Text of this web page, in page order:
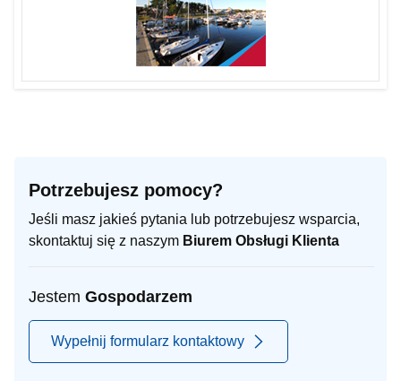
Potrzebujesz pomocy?
Jeśli masz jakieś pytania lub potrzebujesz wsparcia,
skontaktuj się z naszym Biurem Obsługi Klienta
Jestem Gospodarzem
Wypełnij formularz kontaktowy